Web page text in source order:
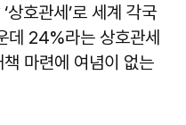
상호관세’로 세계 각국
데 24%라는 상호관세
마련에 여념이 없는